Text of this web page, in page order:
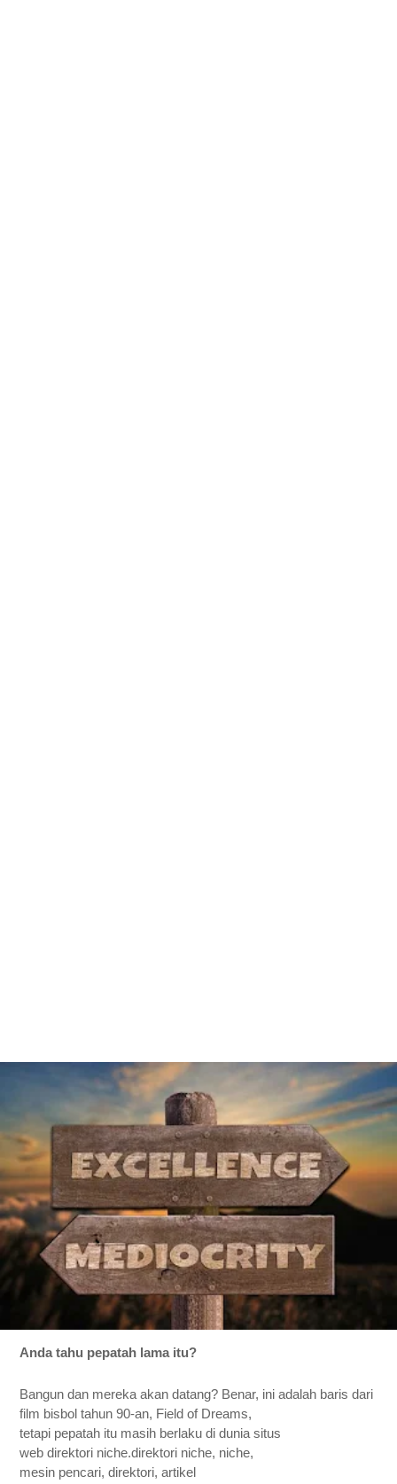
Anda tahu pepatah lama itu?
Bangun dan mereka akan datang? Benar, ini adalah baris dari
film bisbol tahun 90-an, Field of Dreams,
tetapi pepatah itu masih berlaku di dunia situs
web direktori niche.direktori niche, niche,
mesin pencari, direktori, artikel